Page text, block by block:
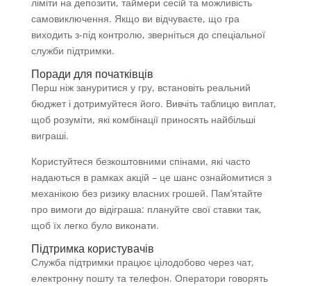
самовиключення. Якщо ви відчуваєте, що гра
виходить з-під контролю, зверніться до спеціальної
служби підтримки.
Поради для початківців
Перш ніж зануритися у гру, встановіть реальний
бюджет і дотримуйтеся його. Вивчіть таблицю виплат,
щоб розуміти, які комбінації приносять найбільші
виграші.
Користуйтеся безкоштовними спінами, які часто
надаються в рамках акцій – це шанс ознайомитися з
механікою без ризику власних грошей. Пам’ятайте
про вимоги до відіграша: плануйте свої ставки так,
щоб їх легко було виконати.
Підтримка користувачів
Служба підтримки працює цілодобово через чат,
електронну пошту та телефон. Оператори говорять